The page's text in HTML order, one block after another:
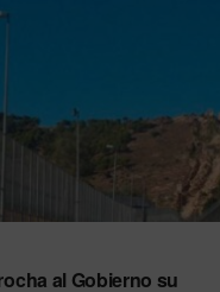
al Gobierno su